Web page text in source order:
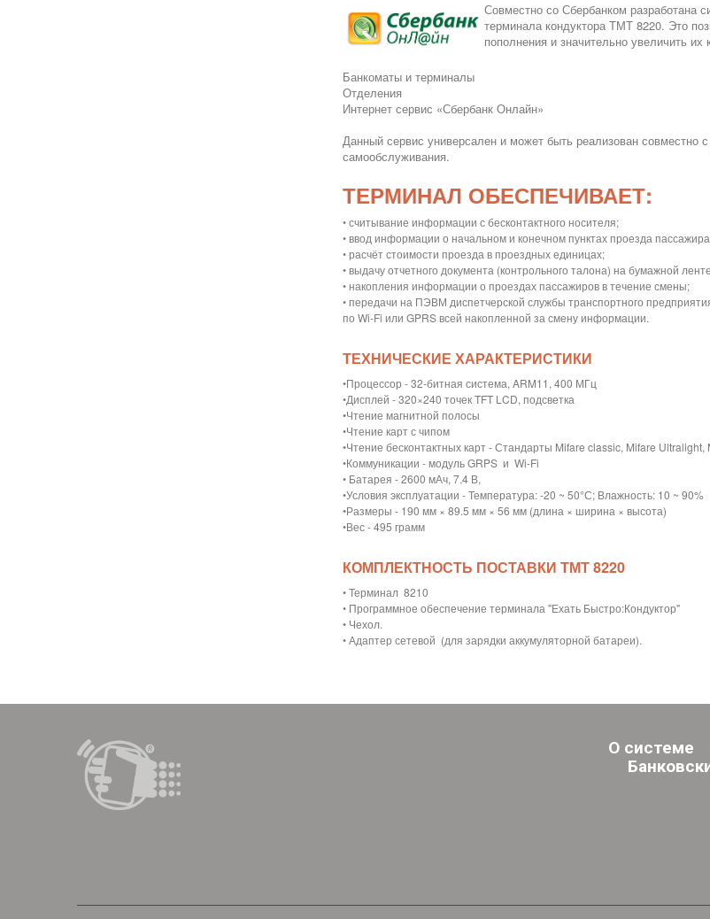
Совместно со Сбербанком разработана
терминала кондуктора ТМТ 8220. Это
пополнения и значительно увеличить
Банкоматы и терминалы
Отделения
Интернет сервис «Сбербанк Онлайн»
Данный сервис универсален и может быть реализован
самообслуживания.
ТЕРМИНАЛ ОБЕСПЕЧИВАЕТ:
• считывание информации с бесконтактного носителя;
• ввод информации о начальном и конечном пунктах проезда
• расчёт стоимости проезда в проездных единицах;
• выдачу отчетного документа (контрольного талона) на бумажной
• накопления информации о проездах пассажиров в течение смены;
• передачи на ПЭВМ диспетчерской службы транспортного
по Wi-Fi или GPRS всей накопленной за смену информации.
ТЕХНИЧЕСКИЕ ХАРАКТЕРИСТИКИ
•Процессор - 32-битная система, ARM11, 400 МГц
•Дисплей - 320×240 точек TFT LCD, подсветка
•Чтение магнитной полосы
•Чтение карт с чипом
•Чтение бесконтактных карт - Стандарты Mifare classic, Mifare Ultralight,
•Коммуникации - модуль GRPS и Wi-Fi
• Батарея - 2600 мАч, 7.4 В,
•Условия эксплуатации - Температура: -20 ~ 50°С; Влажность: 10 ~ 90%
•Размеры - 190 мм × 89.5 мм × 56 мм (длина × ширина × высота)
•Вес - 495 грамм
КОМПЛЕКТНОСТЬ ПОСТАВКИ ТМТ 8220
• Терминал 8210
• Программное обеспечение терминала "Ехать Быстро:Кондуктор"
• Чехол.
•Адаптер сетевой (для зарядки аккумуляторной батареи).
О системе